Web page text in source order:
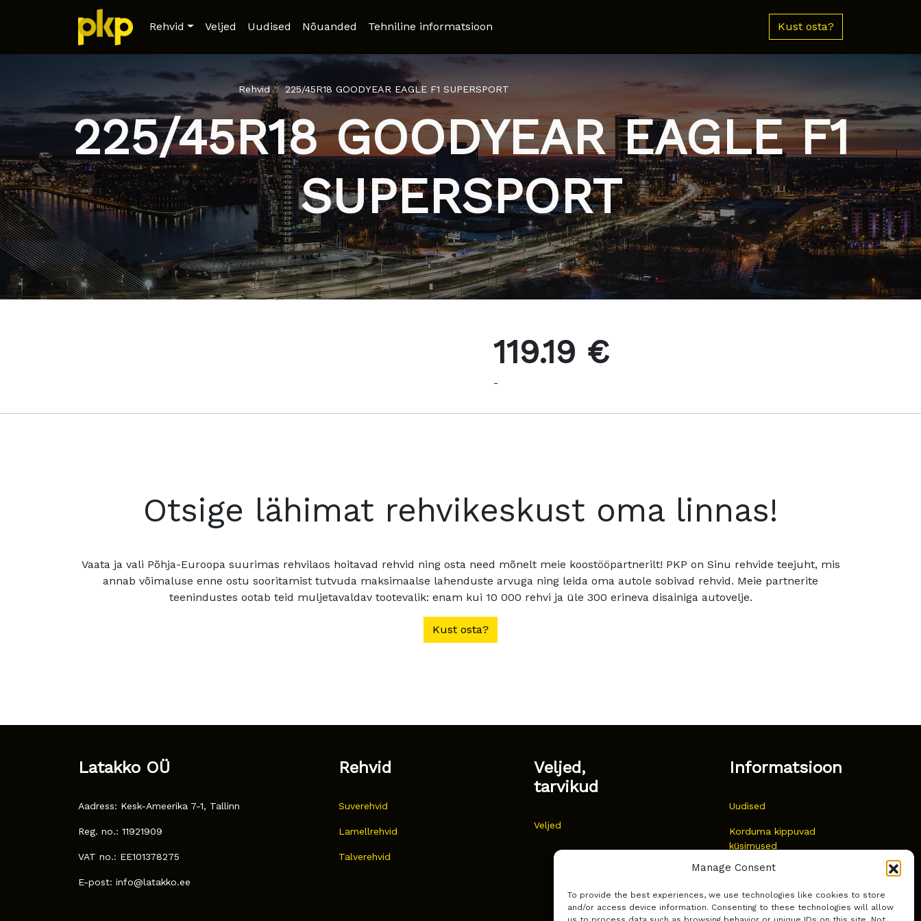
Manage Consent
To provide the best experiences, we use technologies like cookies to store
and/or access device information. Consenting to these technologies will allow
Rehvid Veljed Uudised Nõuanded Tehniline informatsioon Kust osta?
Rehvid 225/45R18 GOODYEAR EAGLE F1 SUPERSPORT
225/45R18 GOODYEAR EAGLE F1
SUPERSPORT
119.19 €
-
Otsige lähimat rehvikeskust oma linnas!
Vaata ja vali Põhja-Euroopa suurimas rehvilaos hoitavad rehvid ning osta need mõnelt meie koostööpartnerilt! PKP on Sinu rehvide teejuht, mis
annab võimaluse enne ostu sooritamist tutvuda maksimaalse lahenduste arvuga ning leida oma autole sobivad rehvid. Meie partnerite
teenindustes ootab teid muljetavaldav tootevalik: enam kui 10 000 rehvi ja üle 300 erineva disainiga autovelje.
Kust osta?
Latakko OÜ
Aadress: Kesk-Ameerika 7-1, Tallinn
Reg. no.: 11921909
VAT no.: EE101378275
E-post: info@latakko.ee
Rehvid
Suverehvid
Lamellrehvid
Talverehvid
Veljed,
tarvikud
Veljed
Informatsioon
Uudised
Korduma kippuvad
küsimused
Kust osta?
Küpsiste poliitika